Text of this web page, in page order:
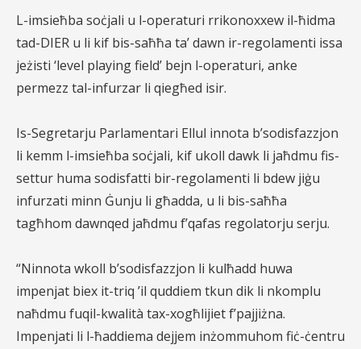
L-imsieħba soċjali u l-operaturi rrikonoxxew il-ħidma
tad-DIER u li kif bis-saħħa ta’ dawn ir-regolamenti issa
jeżisti ‘level playing field’ bejn l-operaturi, anke
permezz tal-infurzar li qiegħed isir.
Is-Segretarju Parlamentari Ellul innota b’sodisfazzjon
li kemm l-imsieħba soċjali, kif ukoll dawk li jaħdmu fis-
settur huma sodisfatti bir-regolamenti li bdew jiġu
infurzati minn Ġunju li għadda, u li bis-saħħa
tagħhom dawnqed jaħdmu f’qafas regolatorju serju.
“Ninnota wkoll b’sodisfazzjon li kulħadd huwa
impenjat biex it-triq ’il quddiem tkun dik li nkomplu
naħdmu fuqil-kwalità tax-xogħlijiet f’pajjiżna.
Impenjati li l-ħaddiema dejjem inżommuhom fiċ-ċentru